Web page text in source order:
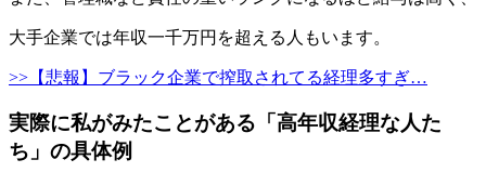
大手企業では年収一千万円を超える人もいます。
>>【悲報】ブラック企業で搾取されてる経理多すぎ…
実際に私がみたことがある「高年収経理な人た
ち」の具体例